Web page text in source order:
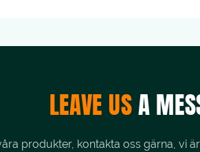
LEAVE USA
produkter, kontakta oss gärna, vi